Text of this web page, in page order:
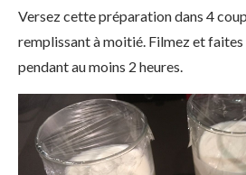
Versez cette préparation dans 4
remplissant à moitié. Filmez et
pendant au moins 2 heures.